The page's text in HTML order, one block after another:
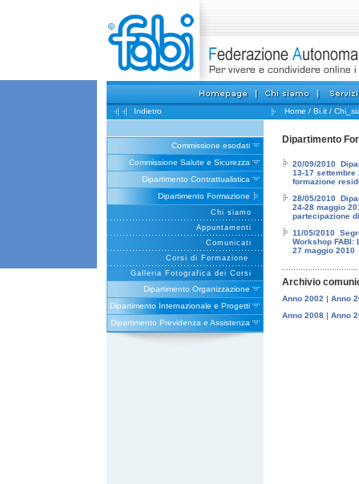
Indietro Home / Bi.it /
Commissione esodati
Commissione Salute e Sicurezza
Dipartimento Contrattualistica
Dipartimento Formazione
Chi siamo
Appuntamenti
Comunicati
Corsi di Formazione
Galleria Fotografica dei Corsi
Dipartimento Organizzazione
Dipartimento Internazionale e Progetti
Dipartimento Previdenza e Assistenza
Dipartimento
20/09/2010
13-17
formazione
28/05/2010
24-28 maggio
partecipazione
11/05/2010
Workshop FABI:
27 maggio 2010
Archivio
Anno 2002 | Anno
Anno 2008 | Anno